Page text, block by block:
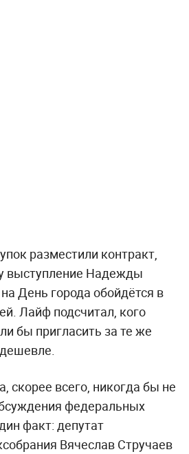
разместили контракт,
выступление Надежды
День города обойдётся в
Лайф подсчитал, кого
бы пригласить за те же
скорее всего, никогда бы не
федеральных
факт: депутат
Вячеслав Стручаев